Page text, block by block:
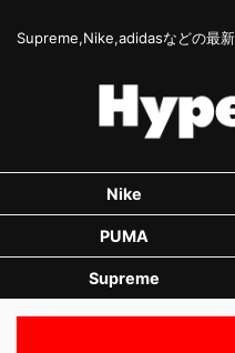
Supreme,Nike,adidasなどの最
Nike
PUMA
Supreme